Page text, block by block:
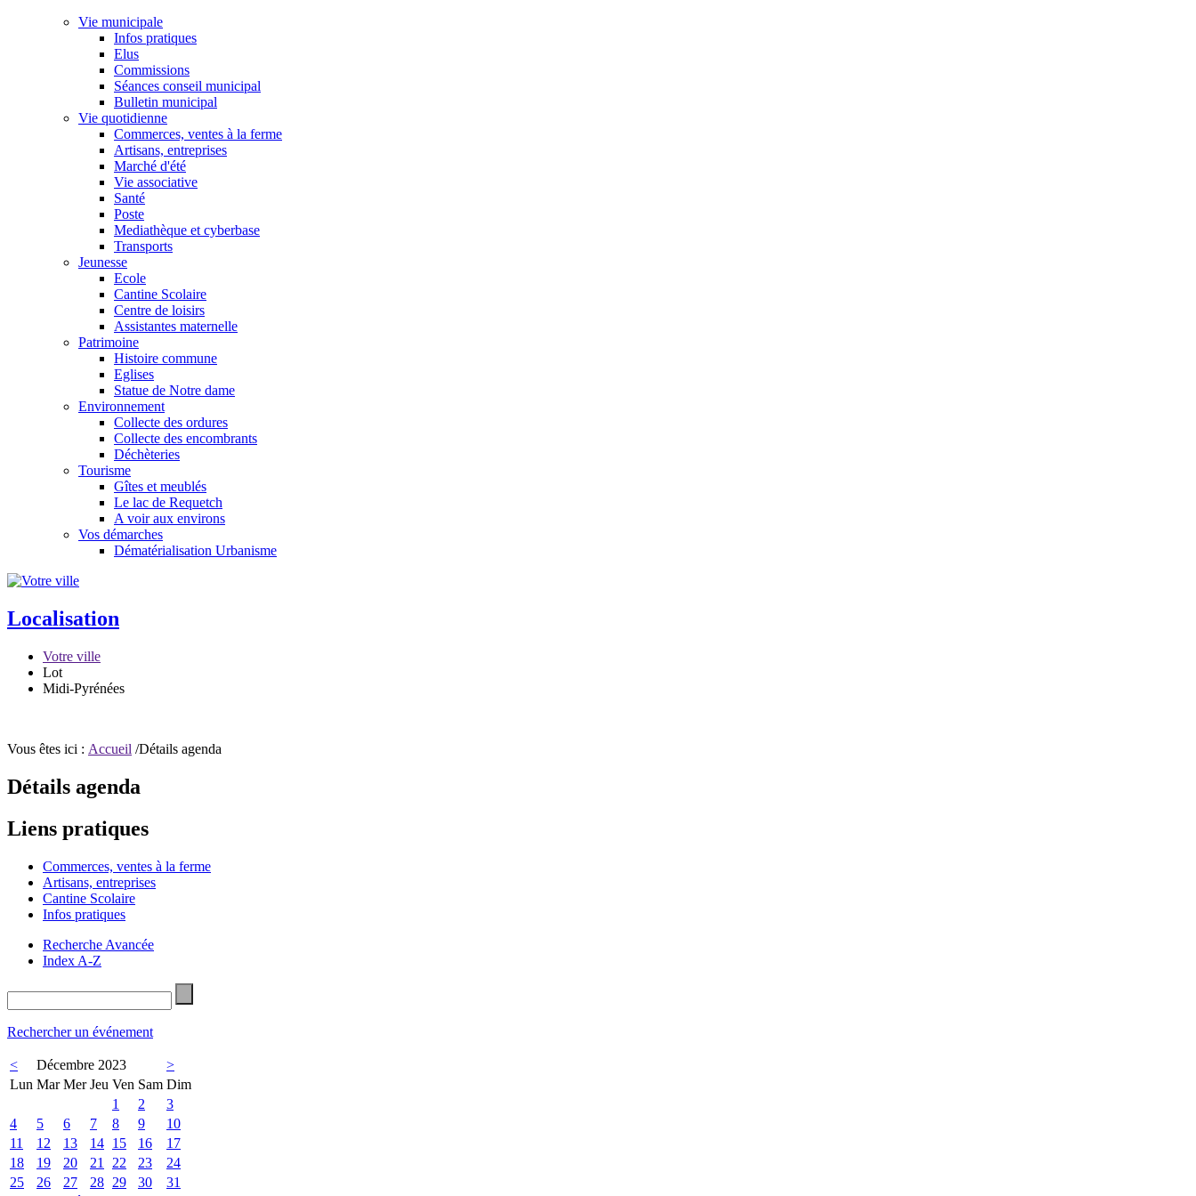
Vie municipale
Infos pratiques
Elus
Commissions
Séances conseil municipal
Bulletin municipal
Vie quotidienne
Commerces, ventes à la ferme
Artisans, entreprises
Marché d'été
Vie associative
Santé
Poste
Mediathèque et cyberbase
Transports
Jeunesse
Ecole
Cantine Scolaire
Centre de loisirs
Assistantes maternelle
Patrimoine
Histoire commune
Eglises
Statue de Notre dame
Environnement
Collecte des ordures
Collecte des encombrants
Déchèteries
Tourisme
Gîtes et meublés
Le lac de Requetch
A voir aux environs
Vos démarches
Dématérialisation Urbanisme
Localisation
Votre ville
Lot
Midi-Pyrénées
Vous êtes ici : Accueil /Détails agenda
Détails agenda
Liens pratiques
Commerces, ventes à la ferme
Artisans, entreprises
Cantine Scolaire
Infos pratiques
Recherche Avancée
Index A-Z
Rechercher un événement
< Décembre 2023
>
Lun Mar Mer Jeu Ven Sam Dim
1
2
3
4
5 6 7 8 9
10
11
12 13 14 15 16
17
18
19 20 21 22 23
24
25
26 27 28 29 30
31